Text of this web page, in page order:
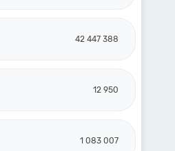
42 447 388
12 950
1 083 007